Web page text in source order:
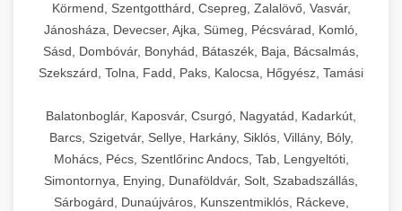
Körmend, Szentgotthárd, Csepreg, Zalalövő, Vasvár,
Jánosháza, Devecser, Ajka, Sümeg, Pécsvárad, Komló,
Sásd, Dombóvár, Bonyhád, Bátaszék, Baja, Bácsalmás,
Szekszárd, Tolna, Fadd, Paks, Kalocsa, Hőgyész, Tamási
Balatonboglár, Kaposvár, Csurgó, Nagyatád, Kadarkút,
Barcs, Szigetvár, Sellye, Harkány, Siklós, Villány, Bóly,
Mohács, Pécs, Szentlőrinc Andocs, Tab, Lengyeltóti,
Simontornya, Enying, Dunaföldvár, Solt, Szabadszállás,
Sárbogárd, Dunaújváros, Kunszentmiklós, Ráckeve,